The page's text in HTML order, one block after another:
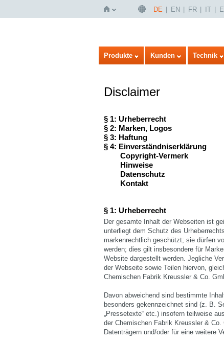
Startseite
DE EN FR IT
Produkte Kunden Technik
Disclaimer
§ 1: Urheberrecht
§ 2: Marken, Logos
§ 3: Haftung
§ 4: Einverständniserklärung
Copyright-Vermerk
Hinweise
Datenschutz
Kontakt
§ 1: Urheberrecht
Der gesamte Inhalt der Webseiten ist
unterliegt dem Schutz des
markenrechtlich geschützt; sie dürfen
werden; dies gilt insbesondere für
Website dargestellt werden. Jegliche
der Webseite sowie Teilen hiervon,
Chemischen Fabrik Kreussler & Co.
Davon abweichend sind bestimmte
besonders gekennzeichnet sind (z. B.
„Pressetexte“ etc.) insofern teilweise
der Chemischen Fabrik Kreussler &
Datenträgern und/oder für eine weitere